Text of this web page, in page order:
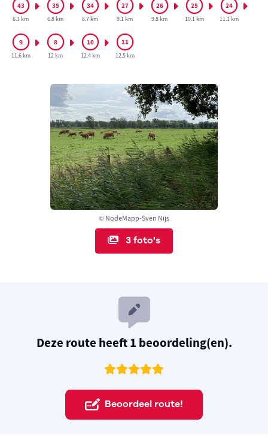
© NodeMapp-Sven Nijs
3 foto's
6.3 km 6.8 km 8.7 km 9.1 km 9.8 km 10.1 km 11.1 km
11.6 km 12 km 12.4 km 12.5 km
Deze route heeft 1 beoordeling(en).
Beoordeel route!